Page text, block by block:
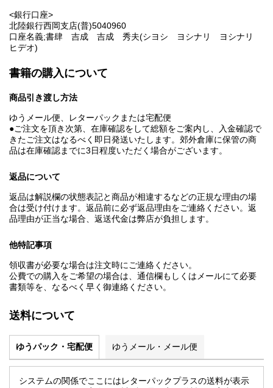
<銀行口座>
北陸銀行西岡支店(普)5040960
口座名義;書肆 吉成 吉成 秀夫(シヨシ ヨシナリ ヨシナリ
ヒデオ)
書籍の購入について
商品引き渡し方法
ゆうメール便、レターパックまたは宅配便
●ご注文を頂き次第、在庫確認をして総額をご案内し、入金確認で
きたご注文はなるべく即日発送いたします。郊外倉庫に保管の商
品は在庫確認までに3日程度いただく場合がございます。
返品について
返品は解説欄の状態表記と商品が相違するなどの正規な理由の場
合は受け付けます。返品前に必ず返品理由をご連絡ください。返
品理由が正当な場合、返送代金は弊店が負担します。
他特記事項
領収書が必要な場合は注文時にご連絡ください。
公費での購入をご希望の場合は、通信欄もしくはメールにて必要
書類等を、なるべく早く御連絡ください。
送料について
ゆうパック・宅配便 ゆうメール・メール便
システムの関係でここにはレターパックプラスの送料が表示